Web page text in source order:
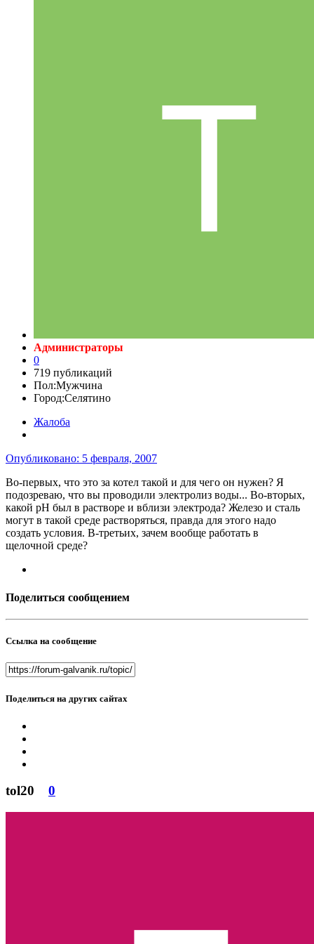
Администраторы
0
719 публикаций
Пол:Мужчина
Город:Селятино
Жалоба
Опубликовано: 5 февраля, 2007
Во-первых, что это за котел такой и для чего он нужен? Я
подозреваю, что вы проводили электролиз воды... Во-вторых,
какой рН был в растворе и вблизи электрода? Железо и сталь
могут в такой среде растворяться, правда для этого надо
создать условия. В-третьих, зачем вообще работать в
щелочной среде?
Поделиться сообщением
Ссылка на сообщение
Поделиться на других сайтах
tol20 0